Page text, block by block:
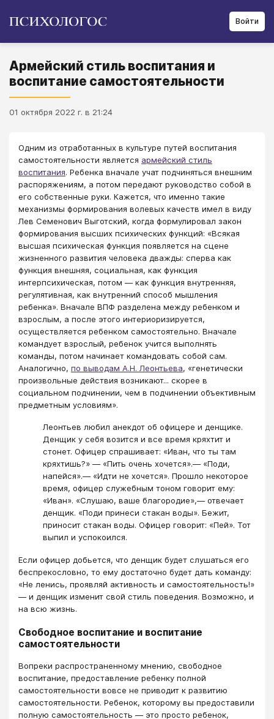
Войти
Армейский стиль воспитания и
воспитание самостоятельности
01 октября 2022 г. в 21:24
Одним из отработанных в культуре путей воспитания
самостоятельности является армейский стиль
воспитания. Ребенка вначале учат подчиняться внешним
распоряжениям, а потом передают руководство собой в
его собственные руки. Кажется, что именно такие
механизмы формирования волевых качеств имел в виду
Лев Семенович Выготский, когда формулировал закон
формирования высших психических функций: «Всякая
высшая психическая функция появляется на сцене
жизненного развития человека дважды: сперва как
функция внешняя, социальная, как функция
интерпсихическая, потом — как функция внутренняя,
регулятивная, как внутренний способ мышления
ребенка». Вначале ВПФ разделена между ребенком и
взрослым, а после этого интериоризируется,
осуществляется ребенком самостоятельно. Вначале
командует взрослый, ребенок учится выполнять
команды, потом начинает командовать собой сам.
Аналогично, по выводам А.Н. Леонтьева, «генетически
произвольные действия возникают... скорее в
социальном подчинении, чем в подчинении объективным
предметным условиям».
Леонтьев любил анекдот об офицере и денщике.
Денщик у себя возится и все время кряхтит и
стонет. Офицер спрашивает: «Иван, что ты там
кряхтишь?» — «Пить очень хочется».— «Поди,
напейся».— «Идти не хочется». Прошло некоторое
время, офицер служебным тоном говорит ему:
«Иван». «Слушаю, ваше благородие»,— отвечает
денщик. «Поди принеси стакан воды». Бежит,
приносит стакан воды. Офицер говорит: «Пей». Тот
выпил и успокоился.
Если офицер добьется, что денщик будет слушаться его
беспрекословно, то ему достаточно будет дать команду:
«Не ленись, проявляй активность и самостоятельность!»
— и денщик изменит свой стиль поведения. Возможно, и
на всю жизнь.
Свободное воспитание и воспитание
самостоятельности
Вопреки распространенному мнению, свободное
воспитание, предоставление ребенку полной
самостоятельности вовсе не приводит к развитию
самостоятельности. Ребенок, которому вы предоставили
полную самостоятельность — это просто ребенок,